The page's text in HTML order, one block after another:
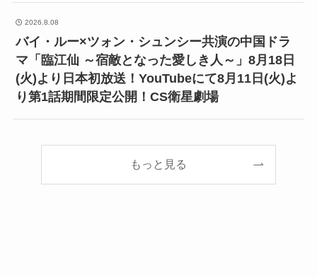
2026.8.08
バイ・ルー×ツォン・シュンシー共演の中国ドラ
マ「臨江仙 ～宿敵となった愛しき人～」8月18日
(火)より日本初放送！YouTubeにて8月11日(火)よ
り第1話期間限定公開！CS衛星劇場
もっと見る